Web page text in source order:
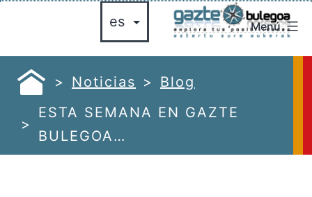
contenido
gazte
bulegoa
Menú
Noticias
Blog
ESTA SEMANA EN GAZTE
BULEGOA…